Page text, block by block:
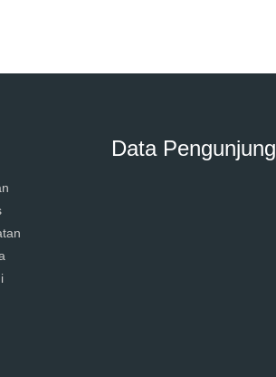
Data Pengunjung